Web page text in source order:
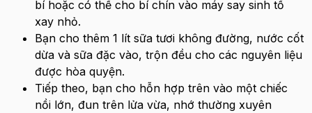
bí hoặc có thể cho bí chín vào máy say sinh tố
xay nhỏ.
Bạn cho thêm 1 lít sữa tươi không đường, nước cốt
dừa và sữa đặc vào, trộn đều cho các nguyên liệu
được hòa quyện.
Tiếp theo, bạn cho hỗn hợp trên vào một chiếc
nồi lớn, đun trên lửa vừa, nhớ thường xuyên